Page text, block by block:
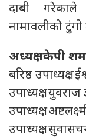
दाबी गरेकाले
नामावलीको टुंगो
अध्यक्ष : केपी
बरिष्ठ उपाध्यक्ष :
उपाध्यक्ष : युवराज
उपाध्यक्ष :
उपाध्यक्ष :